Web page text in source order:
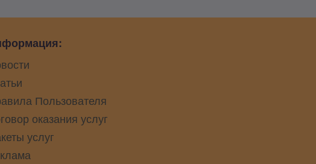
Пользователя
оказания услуг
услуг